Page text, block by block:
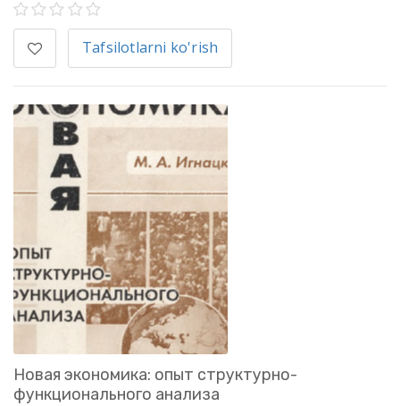
Tafsilotlarni ko'rish
Новая экономика: опыт структурно-
функционального анализа